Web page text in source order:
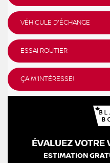
VÉHICULE D'ÉCHANGE
ESSAI ROUTIER
ÇA M'INTÉRESSE!
ÉVALUEZ VOTRE
ESTIMATION